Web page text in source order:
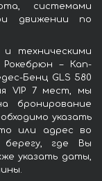
системами
движении по
техническими
– Кап-
Бенц GLS 580
VIP 7 мест, мы
бронирование
указать
или адрес во
берегу, где Вы
указать даты,